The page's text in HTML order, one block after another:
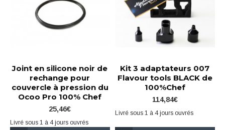
Joint en silicone noir de
rechange pour
couvercle à pression du
Ocoo Pro 100% Chef
25,46€
Livré sous 1 à 4 jours ouvrés
Kit 3 adaptateurs 007
Flavour tools BLACK de
100%Chef
114,84€
Livré sous 1 à 4 jours ouvrés